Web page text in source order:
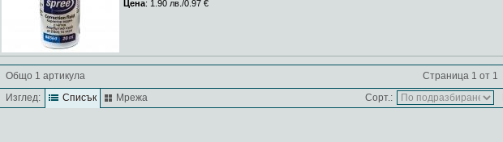
Цена: 1.90 лв./0.97 €
Общо 1 артикула Страница 1 от 1
Изглед:
Списък Мрежа Сорт.: